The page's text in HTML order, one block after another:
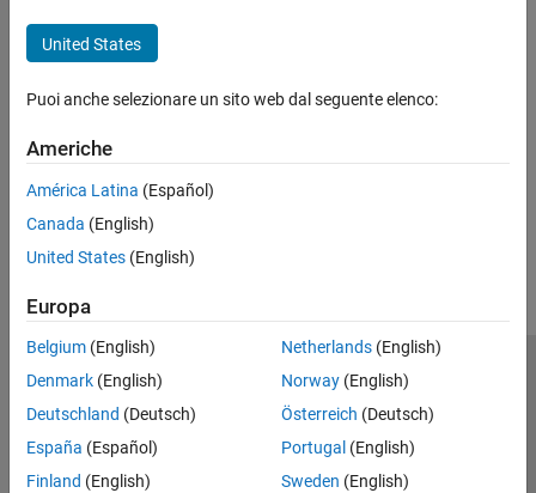
Control System Toolbox
Fuzzy Logic Toolbox
Model Predictive Control Toolbox
Toolbox
Linear Plant Specification
Data Driven MPC Design
Explicit MPC Design
Gain-Scheduled MPC Design
Nonlinear MPC Design
Code Generation
Applications
Motor Control Blockset
Predictive Maintenance Toolbox
United States
Puoi anche selezionare un sito web dal seguente elenco:
Americhe
América Latina (Español)
Canada (English)
United States (English)
Europa
Belgium (English)
Denmark (English)
Deutschland (Deutsch)
España (Español)
Finland (English)
Netherlands(English)
Norway(English)
Österreich (Deutsch)
Portugal (English)
Sweden (English)
Centro di fiducia
Informativa sulla privacy
Antipirateria
Stato dell'applicazione
Contatti
© 1994-2026 The MathWorks, Inc.